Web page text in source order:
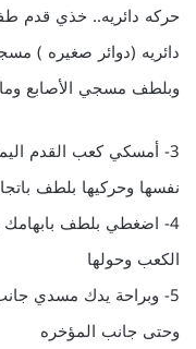
حركه دائريه.. خذي قدم
دائريه (دوائر صغيره )
وبلطف مسجي الأصابع
3- أمسكي كعب القدم
نفسها وحركيها بلطف
4- اضغطي بلطف
الكعب وحولها
5- وبراحة يدك مسدي
وحتى جانب المؤخره